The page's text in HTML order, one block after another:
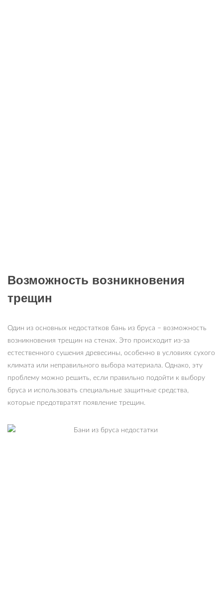
Возможность возникновения
трещин
Один из основных недостатков бань из бруса – возможность
возникновения трещин на стенах. Это происходит из-за
естественного сушения древесины, особенно в условиях сухого
климата или неправильного выбора материала. Однако, эту
проблему можно решить, если правильно подойти к выбору
бруса и использовать специальные защитные средства,
которые предотвратят появление трещин.